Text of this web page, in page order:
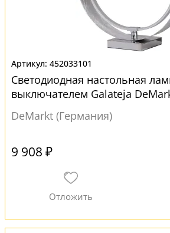
452033101
Светодиодная настольная
выключателем Galateja
452033101 для офиса
DeMarkt (Германия)
9 908 ₽